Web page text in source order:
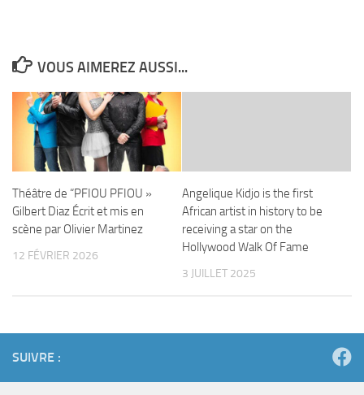
VOUS AIMEREZ AUSSI...
Théâtre de “PFIOU PFIOU »
Gilbert Diaz Écrit et mis en
scène par Olivier Martinez
12 FÉVRIER 2026
Angelique Kidjo is the first
African artist in history to be
receiving a star on the
Hollywood Walk Of Fame
3 JUILLET 2025
SUIVRE :